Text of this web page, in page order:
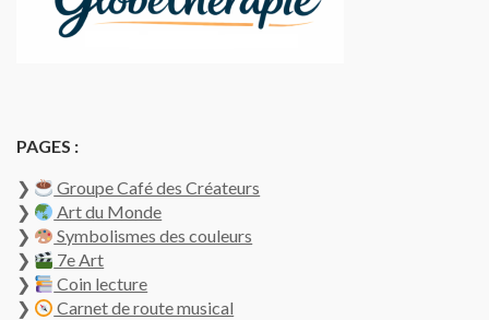
PAGES :
❯
Groupe Café des Créateurs
❯
Art du Monde
❯
Symbolismes des couleurs
❯
7e Art
❯
Coin lecture
❯
Carnet de route musical